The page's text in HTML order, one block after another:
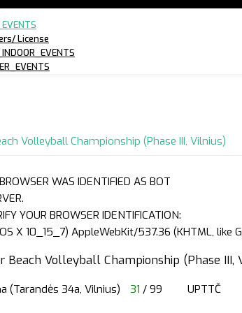
License
Volleyball Championship (Phase III, Vilnius)
WAS IDENTIFIED AS BOT
YOUR BROWSER IDENTIFICATION:
X 10_15_7) AppleWebKit/537.36 (KHTML,
Beach Volleyball Championship (Phase III,
(Tarandės 34a, Vilnius) 31 / 99 UPTTČ